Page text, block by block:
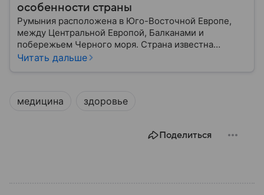
особенности страны
Румыния расположена в Юго-Восточной Европе,
между Центральной Европой, Балканами и
побережьем Черного моря. Страна известна
богатой историей, живописными Карпатскими
Читать дальше
медицина здоровье
Поделиться